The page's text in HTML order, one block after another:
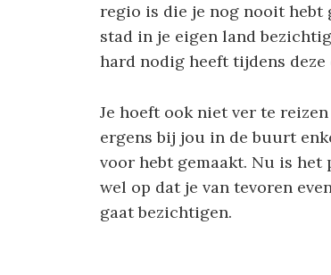
regio is die je nog nooit hebt
stad in je eigen land
hard nodig heeft tijdens deze
Je hoeft ook niet ver te
ergens bij jou in de buurt
voor hebt gemaakt. Nu is het
wel op dat je van tevoren
gaat bezichtigen.